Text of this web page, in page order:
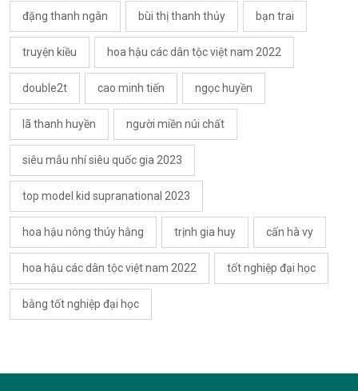
đặng thanh ngân bùi thị thanh thủy bạn trai
truyện kiều hoa hậu các dân tộc việt nam 2022
double2t cao minh tiến ngọc huyền
lã thanh huyền người miền núi chất
siêu mẫu nhí siêu quốc gia 2023
top model kid supranational 2023
hoa hậu nông thúy hằng trịnh gia huy cấn hà vy
hoa hậu các dân tộc việt nam 2022 tốt nghiệp đại học
bằng tốt nghiệp đại học